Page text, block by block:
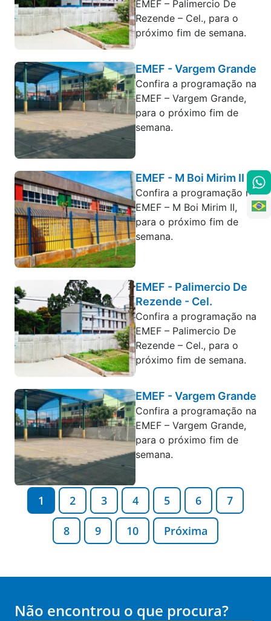
EMEF – Palimercio De
Rezende – Cel., para o
próximo fim de semana.
EMEF - Vargem Grande
Confira a programação na
EMEF – Vargem Grande,
para o próximo fim de
semana.
EMEF - M Boi Mirim II
Confira a programação na
EMEF – M Boi Mirim II,
para o próximo fim de
semana.
EMEF - Palimercio De
Rezende - Cel.
Confira a programação na
EMEF – Palimercio De
Rezende – Cel., para o
próximo fim de semana.
EMEF - Vargem Grande
Confira a programação na
EMEF – Vargem Grande,
para o próximo fim de
semana.
1 2 3 4 5 6 7
8 9 10 Próxima
Não encontrou o que procura?